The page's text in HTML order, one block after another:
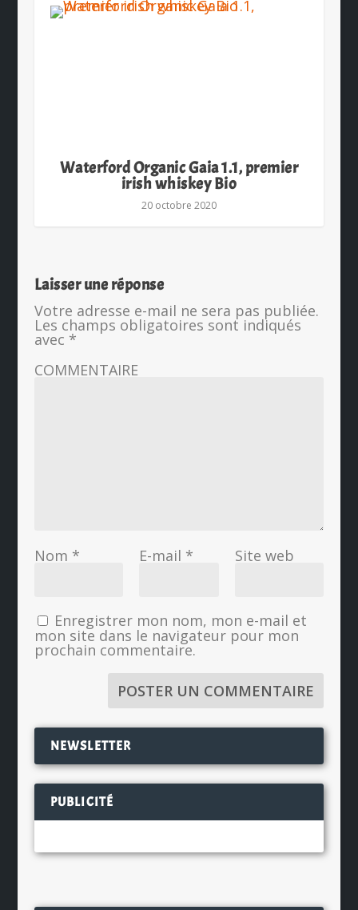
Waterford Organic Gaia 1.1, premier
irish whiskey Bio
20 octobre 2020
Laisser une réponse
Votre adresse e-mail ne sera pas publiée.
Les champs obligatoires sont indiqués
avec *
COMMENTAIRE
Nom * E-mail * Site web
Enregistrer mon nom, mon e-mail et
mon site dans le navigateur pour mon
prochain commentaire.
NEWSLETTER
PUBLICITÉ